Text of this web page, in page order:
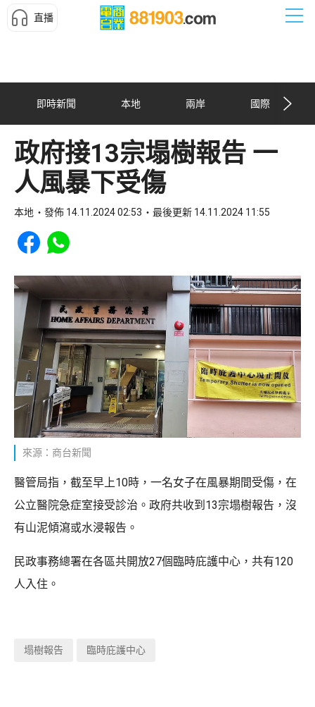
直播
即時新聞 本地 兩岸 國際
政府接13宗塌樹報告 一
人風暴下受傷
本地 發佈 14.11.2024 02:53 最後更新 14.11.2024 11:55
Share to Facebook
Share to WhatsApp
來源：商台新聞
醫管局指，截至早上10時，一名女子在風暴期間受傷，在
公立醫院急症室接受診治。政府共收到13宗塌樹報告，沒
有山泥傾瀉或水浸報告。
民政事務總署在各區共開放27個臨時庇護中心，共有120
人入住。
塌樹報告 臨時庇護中心